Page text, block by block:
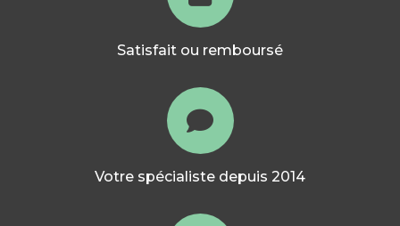
Satisfait ou remboursé
Votre spécialiste depuis 2014